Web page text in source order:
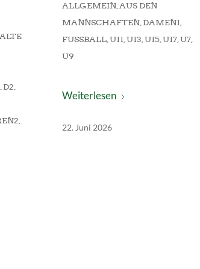
ALTE
D2
ALLGEMEIN,AUS DEN
MANNSCHAFTEN,DAMEN1,
FUSSBALL
,U11,U13,U15,U17,U7,
U9
Weiterlesen
22. Juni 2026